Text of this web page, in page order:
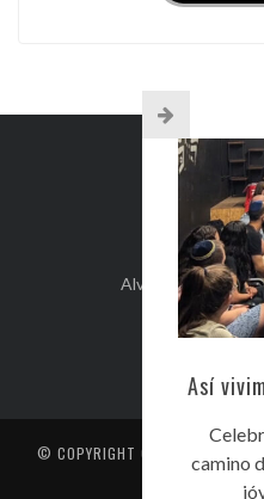
Así
camino
INFO
Alvear 254,
+54-
© COPYRIGHT CENTRO UNIÓN